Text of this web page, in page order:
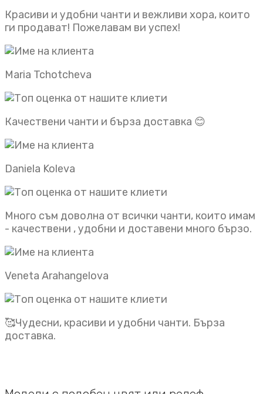
Красиви и удобни чанти и вежливи хора, които
ги продават! Пожелавам ви успех!
Maria Tchotcheva
Качествени чанти и бърза доставка 😊
Daniela Koleva
Много съм доволна от всички чанти, които имам
- качествени , удобни и доставени много бързо.
Veneta Arahangelova
🥰Чудесни, красиви и удобни чанти. Бърза
доставка.